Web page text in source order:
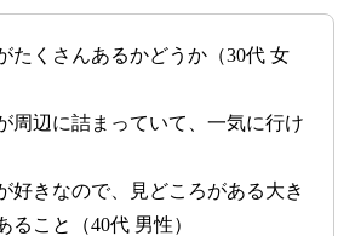
たくさんあるかどうか（30代 女
周辺に詰まっていて、一気に行け
好きなので、見どころがある大き
ること（40代 男性）